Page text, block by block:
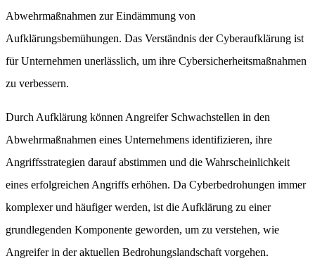
Abwehrmaßnahmen zur Eindämmung von
Aufklärungsbemühungen. Das Verständnis der Cyberaufklärung ist
für Unternehmen unerlässlich, um ihre Cybersicherheitsmaßnahmen
zu verbessern.
Durch Aufklärung können Angreifer Schwachstellen in den
Abwehrmaßnahmen eines Unternehmens identifizieren, ihre
Angriffsstrategien darauf abstimmen und die Wahrscheinlichkeit
eines erfolgreichen Angriffs erhöhen. Da Cyberbedrohungen immer
komplexer und häufiger werden, ist die Aufklärung zu einer
grundlegenden Komponente geworden, um zu verstehen, wie
Angreifer in der aktuellen Bedrohungslandschaft vorgehen.